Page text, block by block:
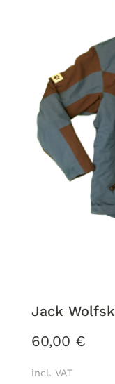
Jack
60,00 €
incl. VAT